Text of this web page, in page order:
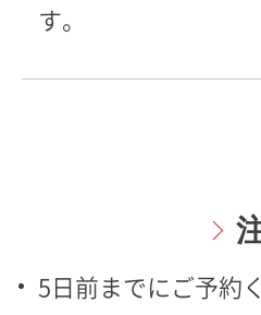
す。
5日前までにご予約